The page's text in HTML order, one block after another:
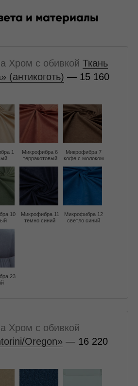
и материалы
Хром с обивкой Ткань
(антикоготь) — 15 160
1
Микрофибра 6
терракотовый
Микрофибра 7
кофе с молоком
10
Микрофибра 11
темно синий
Микрофибра 12
светло синий
23
Хром с обивкой
Oregon» — 16 220